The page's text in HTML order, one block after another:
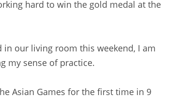
hard to win the gold medal at the
in our living room this weekend, I am
my sense of practice.
Asian Games for the first time in 9